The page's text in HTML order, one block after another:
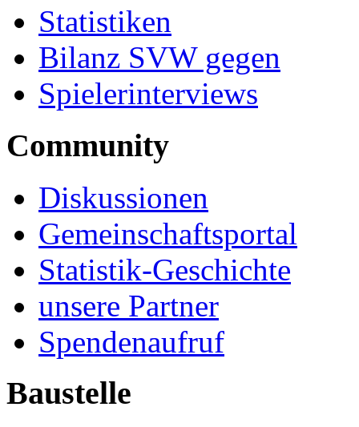
Statistiken
Bilanz SVW gegen
Spielerinterviews
Community
Diskussionen
Gemeinschaftsportal
Statistik-Geschichte
unsere Partner
Spendenaufruf
Baustelle